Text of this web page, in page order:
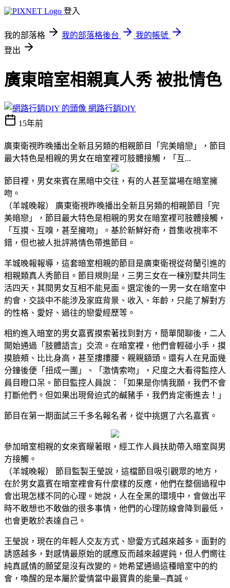
登入
我的部落格 我的部落格後台
我的帳號
登出
廣東暗室相親真人秀 被批情色
網路行銷DIY
15年前
廣東衛視昨晚播出全新且另類的相親節目「完美暗戀」，節目
最大特色是相親的男女在暗室裡可肢體接觸，「互...
節目裡，男女來賓在黑暗中交往，有的人甚至當場在暗室擁
吻。
（羊城晚報）
廣東衛視昨晚播出全新且另類的相親節目「完
美暗戀」，節目最大特色是相親的男女在暗室裡可肢體接觸，
「互摸、互嗅，甚至擁吻」。基於新鮮好奇，首集收視率不
錯，但也被人批評將情色帶進節目。
羊城晚報報導，這套暗室相親的節目是廣東衛視從荷蘭引進的
相親類真人秀節目。節目規則是，三男三女在一棟別墅共同生
活四天，其間男女互相不能見面。選定後的一男一女在暗室中
約會，交談中不能涉及家庭背景、收入、年齡，只能了解對方
的性格、愛好、過往的戀愛經歷等。
相約進入暗室的男女嘉賓摸索著找到對方，簡單閒聊後，二人
開始通過「肢體語言」交流。在暗室裡，他們會輕碰小手，摸
摸臉頰、比比身高，甚至摟摟腰、親親額頭。還有人在見面幾
分鐘後便「扭成一團」、「激情索吻」，尺度之大看得監控人
員目瞪口呆。節目監控人員說：「如果是你情我願，我們不會
打斷他們。但如果出現脅迫式的鹹豬手，我們肯定衝進去！」
節目在第一期面試三千多名報名者，從中挑選了六名嘉賓。
參加暗室相親的女來賓矇著眼，經工作人員扶助帶入暗室與男
方接觸。
（羊城晚報）
節目監製王瑩說，這檔節目吸引觀眾的地方，
在於男女嘉賓在暗室裡會有什麼樣的反應，他們在整個過程中
會出現怎樣不同的心理。她說，人在全黑的環境中，會做出平
時不敢想也不敢做的很多事情，他們的心理防線會降到最低，
也會更敢於表達自己。
王瑩說，現在的年輕人交友方式、戀愛方式越來越多。面對的
誘惑越多，對感情最原始的感應反而越來越遲鈍，但人們嚮往
純真感情的願望是沒有改變的。她希望通過這種暗室中的約
會，喚醒的是本屬於愛情當中最寶貴的能量─真誠。